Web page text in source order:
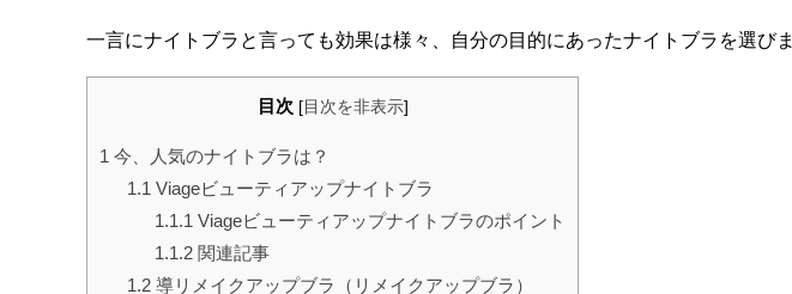
一言にナイトブラと言っても効果は様々、自分の目的にあったナイトブラを選びま
目次 [目次を非表示]
1 今、人気のナイトブラは？
1.1 Viageビューティアップナイトブラ
1.1.1 Viageビューティアップナイトブラのポイント
1.1.2関連記事
1.2導リメイクアップブラ（リメイクアップブラ）